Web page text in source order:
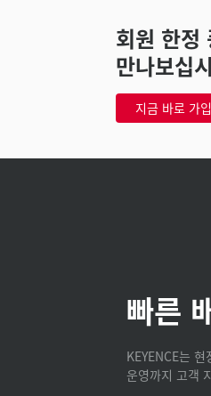
회원 한정
만나보십
지금 바로 가
빠른
KEYENCE는
운영까지 고객